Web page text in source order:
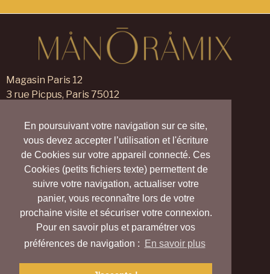
En poursuivant votre navigation sur ce site,
vous devez accepter l’utilisation et l'écriture
de Cookies sur votre appareil connecté. Ces
Cookies (petits fichiers texte) permettent de
suivre votre navigation, actualiser votre
panier, vous reconnaître lors de votre
prochaine visite et sécuriser votre connexion.
Pour en savoir plus et paramétrer vos
préférences de navigation :
En savoir plus
Magasin Paris 12
3 rue Picpus, Paris 75012
Magasin Verneuil sur Avre
105 rue des Trois Maillets,
Verneuil d'Avre et d'Iton 27130
09 55 830 830
Nous contacter
Nos magasins
Notre blog
Carte cadeau